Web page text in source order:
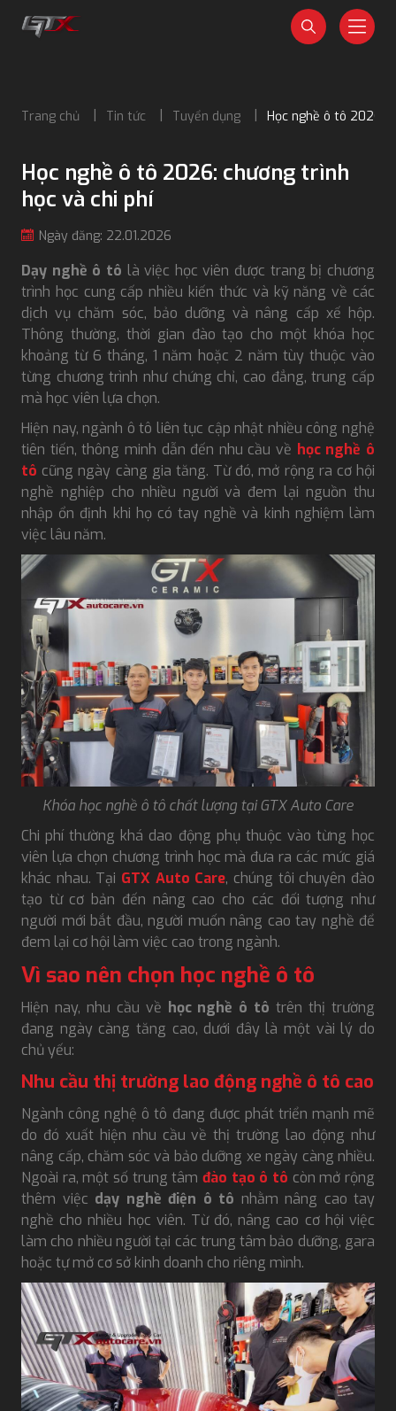
Trang chủ Tin tức Tuyển dụng Học nghề ô tô 2026:
Học nghề ô tô 2026: chương trình
học và chi phí
Ngày đăng: 22.01.2026
Dạy nghề ô tô là việc học viên được trang bị chương
trình học cung cấp nhiều kiến thức và kỹ năng về các
dịch vụ chăm sóc, bảo dưỡng và nâng cấp xế hộp.
Thông thường, thời gian đào tạo cho một khóa học
khoảng từ 6 tháng, 1 năm hoặc 2 năm tùy thuộc vào
từng chương trình như chứng chỉ, cao đẳng, trung cấp
mà học viên lựa chọn.
Hiện nay, ngành ô tô liên tục cập nhật nhiều công nghệ
tiên tiến, thông minh dẫn đến nhu cầu về học nghề ô
tô cũng ngày càng gia tăng. Từ đó, mở rộng ra cơ hội
nghề nghiệp cho nhiều người và đem lại nguồn thu
nhập ổn định khi họ có tay nghề và kinh nghiệm làm
việc lâu năm.
Khóa học nghề ô tô chất lượng tại GTX Auto Care
Chi phí thường khá dao động phụ thuộc vào từng học
viên lựa chọn chương trình học mà đưa ra các mức giá
khác nhau. Tại GTX Auto Care, chúng tôi chuyên đào
tạo từ cơ bản đến nâng cao cho các đối tượng như
người mới bắt đầu, người muốn nâng cao tay nghề để
đem lại cơ hội làm việc cao trong ngành.
Vì sao nên chọn học nghề ô tô
Hiện nay, nhu cầu về học nghề ô tô trên thị trường
đang ngày càng tăng cao, dưới đây là một vài lý do
chủ yếu:
Nhu cầu thị trường lao động nghề ô tô cao
Ngành công nghệ ô tô đang được phát triển mạnh mẽ
do đó xuất hiện nhu cầu về thị trường lao động như
nâng cấp, chăm sóc và bảo dưỡng xe ngày càng nhiều.
Ngoài ra, một số trung tâm đào tạo ô tô còn mở rộng
thêm việc dạy nghề điện ô tô nhằm nâng cao tay
nghề cho nhiều học viên. Từ đó, nâng cao cơ hội việc
làm cho nhiều người tại các trung tâm bảo dưỡng, gara
hoặc tự mở cơ sở kinh doanh cho riêng mình.